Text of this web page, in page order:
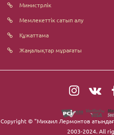
Министрлік
Мемлекеттік сатып алу
Құжаттама
Жаңалықтар мұрағаты
Copyright © "Михаил Лермонтов
2003-2024. All